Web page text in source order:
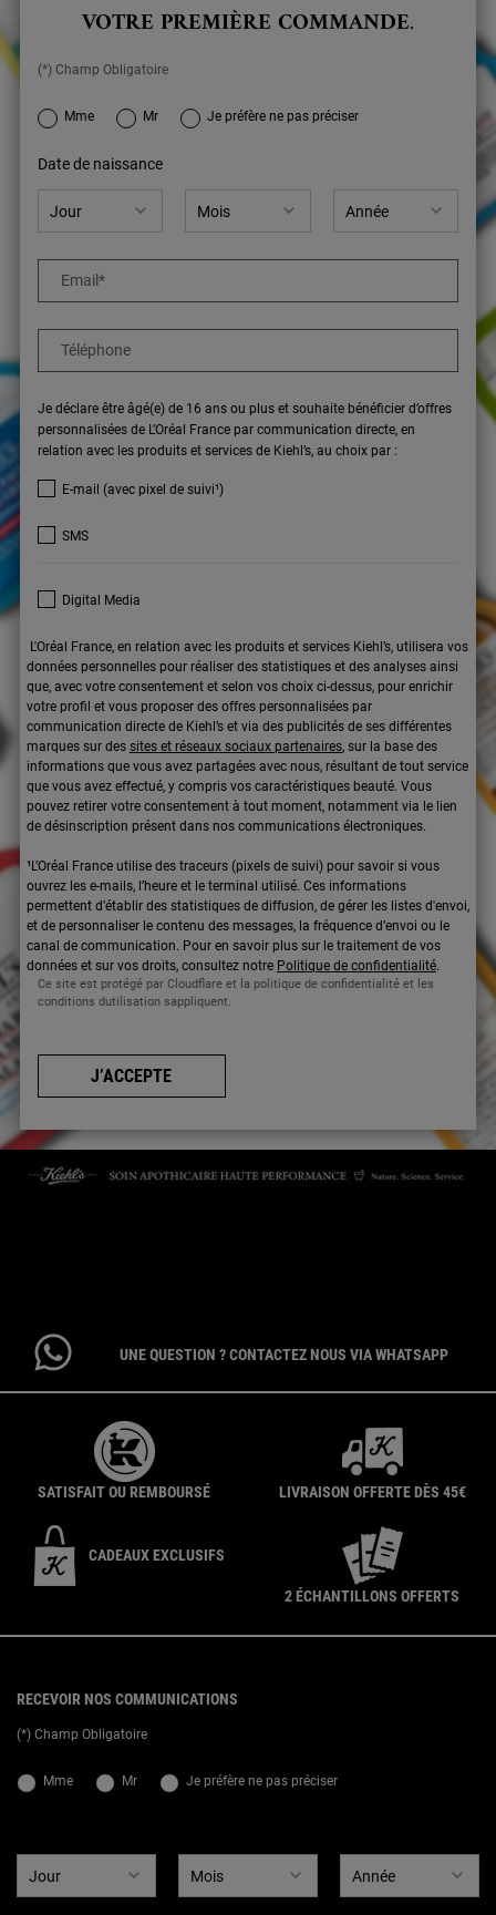
VOTRE PREMIÈRE COMMANDE.
(*) Champ Obligatoire
newslettersignup.title.legend
Mme Mr Je préfère ne pas préciser
Date de naissance
Email*
Téléphone
Je déclare être âgé(e) de 16 ans ou plus et souhaite bénéficier d’offres
personnalisées de L’Oréal France par communication directe, en
relation avec les produits et services de Kiehl’s, au choix par :
E-mail (avec pixel de suivi¹)
SMS
Digital Media
L'Oréal France, en relation avec les produits et services Kiehl’s, utilisera vos
données personnelles pour réaliser des statistiques et des analyses ainsi
que, avec votre consentement et selon vos choix ci-dessus, pour enrichir
votre profil et vous proposer des offres personnalisées par
communication directe de Kiehl’s et via des publicités de ses différentes
marques sur des sites et réseaux sociaux partenaires, sur la base des
informations que vous avez partagées avec nous, résultant de tout service
que vous avez effectué, y compris vos caractéristiques beauté. Vous
pouvez retirer votre consentement à tout moment, notamment via le lien
de désinscription présent dans nos communications électroniques.
¹L’Oréal France utilise des traceurs (pixels de suivi) pour savoir si vous
ouvrez les e-mails, l’heure et le terminal utilisé. Ces informations
permettent d’établir des statistiques de diffusion, de gérer les listes d'envoi,
et de personnaliser le contenu des messages, la fréquence d’envoi ou le
canal de communication. Pour en savoir plus sur le traitement de vos
données et sur vos droits, consultez notre Politique de confidentialité.
Ce site est protégé par Cloudflare et la politique de confidentialité et les
conditions dutilisation sappliquent.
J’ACCEPTE
UNE QUESTION ? CONTACTEZ NOUS VIA WHATSAPP
SATISFAIT OU REMBOURSÉ LIVRAISON OFFERTE DÈS 45€
CADEAUX EXCLUSIFS
2 ÉCHANTILLONS OFFERTS
RECEVOIR NOS COMMUNICATIONS
(*) Champ Obligatoire
newslettersignup.title.legend
Mme Mr Je préfère ne pas préciser